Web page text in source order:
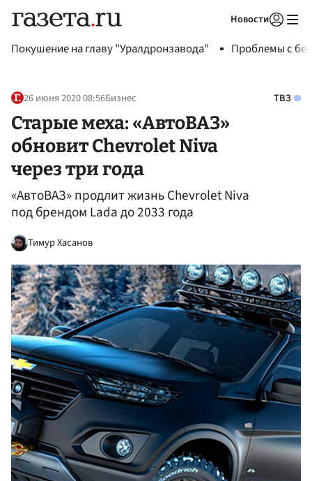
Новости
Покушение на главу "Уралдронзавода" Проблемы с
26 июня 2020 08:56Бизнес ТВЗ
Старые меха: «АвтоВАЗ»
обновит Chevrolet Niva
через три года
«АвтоВАЗ» продлит жизнь Chevrolet Niva
под брендом Lada до 2033 года
Тимур Хасанов